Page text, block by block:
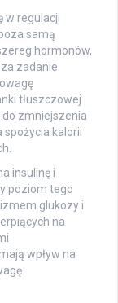
w regulacji
samą
hormonów,
za zadanie
tłuszczowej
zmniejszenia
spożycia kalorii
insulinę i
poziom tego
glukozy i
na
wpływ na